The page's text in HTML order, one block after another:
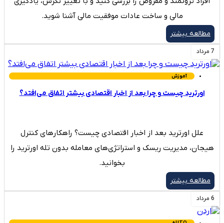
مالی و ساخت عادات موفقیت مالی آشنا شوید.
مطالعه بیشتر
7 مرداد
آموزش
اورترید چیست و چرا بعد از اخبار اقتصادی بیشتر اتفاق می‌افتد؟
علل اورترید بعد از اخبار اقتصادی چیست؟ راهکارهای کنترل
هیجان، مدیریت ریسک و استراتژی‌های معامله بدون تله اورترید را
بخوانید.
مطالعه بیشتر
6 مرداد